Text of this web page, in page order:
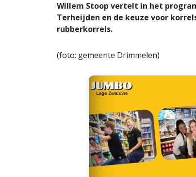
Willem Stoop vertelt in het
Terheijden en de keuze voor
rubberkorrels.
(foto: gemeente Drimmelen)